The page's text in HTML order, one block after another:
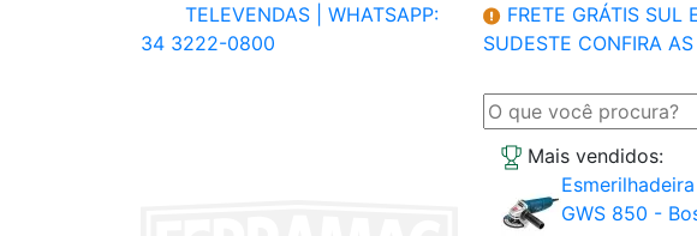
TELEVENDAS |
WHATSAPP:
34 3222-0800
FRETE GRÁTIS SUL
SUDESTE CONFIRA
Mais vendidos:
GWS 850 -